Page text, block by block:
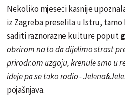
Nekoliko mjeseci kasnije
iz Zagreba preselila u Istru,
saditi raznorazne kulture poput
obzirom na to da dijelimo strast
prirodnom uzgoju, krenule smo u
ideje pa se tako rodio -
pojašnjava.